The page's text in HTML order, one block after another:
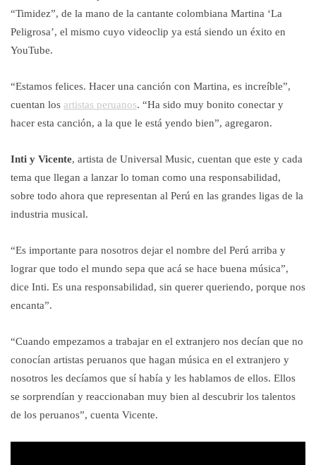
“Timidez”, de la mano de la cantante colombiana Martina ‘La
Peligrosa’, el mismo cuyo videoclip ya está siendo un éxito en
YouTube.
“Estamos felices. Hacer una canción con Martina, es increíble”,
cuentan los artistas peruanos. “Ha sido muy bonito conectar y
hacer esta canción, a la que le está yendo bien”, agregaron.
Inti y Vicente, artista de Universal Music, cuentan que este y cada
tema que llegan a lanzar lo toman como una responsabilidad,
sobre todo ahora que representan al Perú en las grandes ligas de la
industria musical.
“Es importante para nosotros dejar el nombre del Perú arriba y
lograr que todo el mundo sepa que acá se hace buena música”,
dice Inti. Es una responsabilidad, sin querer queriendo, porque nos
encanta”.
“Cuando empezamos a trabajar en el extranjero nos decían que no
conocían artistas peruanos que hagan música en el extranjero y
nosotros les decíamos que sí había y les hablamos de ellos. Ellos
se sorprendían y reaccionaban muy bien al descubrir los talentos
de los peruanos”, cuenta Vicente.